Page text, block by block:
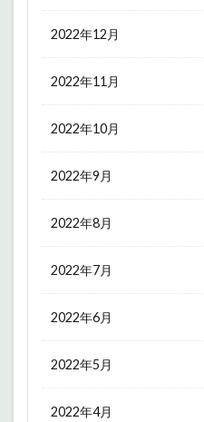
2022年12月
2022年11月
2022年10月
2022年9月
2022年8月
2022年7月
2022年6月
2022年5月
2022年4月